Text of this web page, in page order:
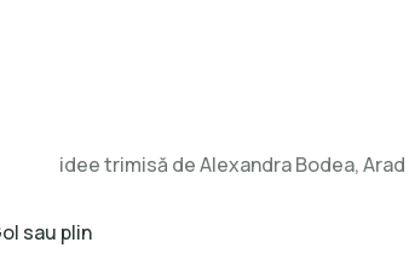
idee trimisă de Alexandra Bodea, Arad
sau plin